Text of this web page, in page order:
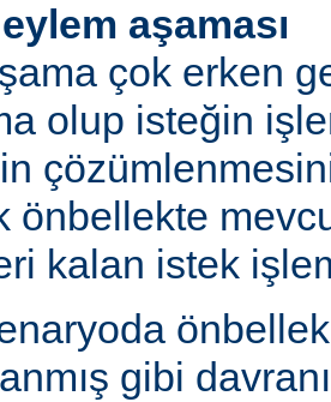
aşaması
çok erken
olup isteğin
önbellekte
kalan istek
gibi